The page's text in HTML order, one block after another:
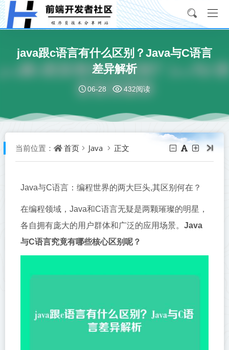
java跟c语言有什么区别？Java与C语言
差异解析
06-28 432阅读
当前位置： 首页 Java 正文
Java与C语言：编程世界的两大巨头,其区别何在？
在编程领域，Java和C语言无疑是两颗璀璨的明星，
各自拥有庞大的用户群体和广泛的应用场景。 Java
与C语言究竟有哪些核心区别呢？